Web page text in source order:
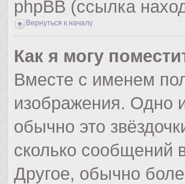
phpBB (ссылка
Вернуться к началу
Как я могу
Вместе с именем
изображения. Одно
обычно это
сколько сообщений
Другое, обычно